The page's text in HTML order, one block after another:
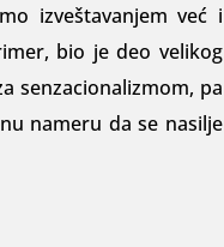
izve­štavanjem već i
bio je deo velikog
senzacionalizmom, pa
na­meru da se nasilje